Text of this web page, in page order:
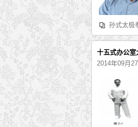
孙式太极
十五式办公
2014年09月27